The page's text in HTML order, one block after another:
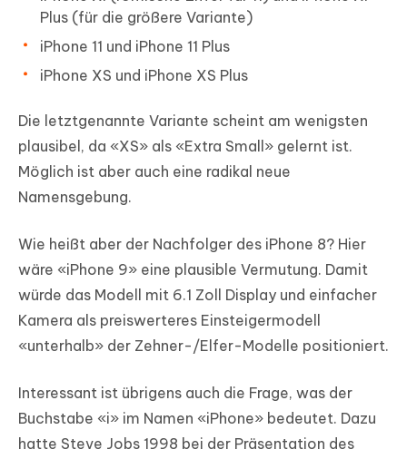
Plus (für die größere Variante)
iPhone 11 und iPhone 11 Plus
iPhone XS und iPhone XS Plus
Die letztgenannte Variante scheint am wenigsten
plausibel, da «XS» als «Extra Small» gelernt ist.
Möglich ist aber auch eine radikal neue
Namensgebung.
Wie heißt aber der Nachfolger des iPhone 8? Hier
wäre «iPhone 9» eine plausible Vermutung. Damit
würde das Modell mit 6.1 Zoll Display und einfacher
Kamera als preiswerteres Einsteigermodell
«unterhalb» der Zehner-/Elfer-Modelle positioniert.
Interessant ist übrigens auch die Frage, was der
Buchstabe «i» im Namen «iPhone» bedeutet. Dazu
hatte Steve Jobs 1998 bei der Präsentation des